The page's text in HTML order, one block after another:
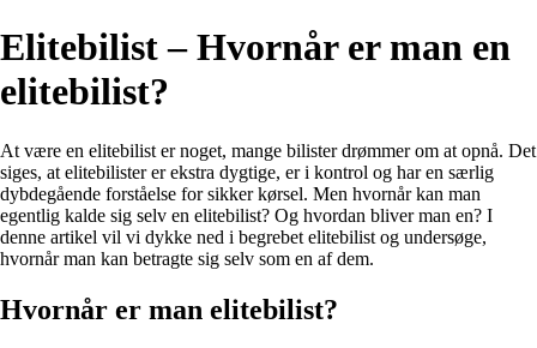
Elitebilist – Hvornår er man en
elitebilist?
At være en elitebilist er noget, mange bilister drømmer om at opnå. Det
siges, at elitebilister er ekstra dygtige, er i kontrol og har en særlig
dybdegående forståelse for sikker kørsel. Men hvornår kan man
egentlig kalde sig selv en elitebilist? Og hvordan bliver man en? I
denne artikel vil vi dykke ned i begrebet elitebilist og undersøge,
hvornår man kan betragte sig selv som en af dem.
Hvornår er man elitebilist?